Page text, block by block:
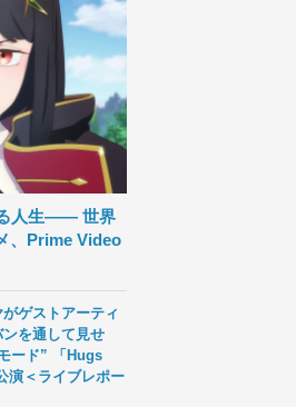
人生―― 世界
、Prime Video
ゲストアーティ
を通して見せ
ード” 「Hugs
演＜ライブレポー